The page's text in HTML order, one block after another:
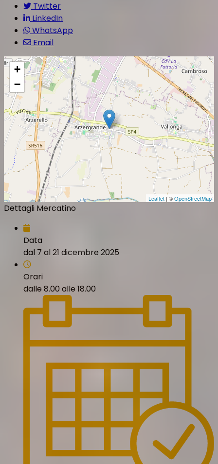
Twitter
LinkedIn
WhatsApp
Email
+
−
Leaflet | ©OpenStreetMap
Dettagli Mercatino
Data
dal 7 al 21 dicembre 2025
Orari
dalle 8.00 alle 18.00